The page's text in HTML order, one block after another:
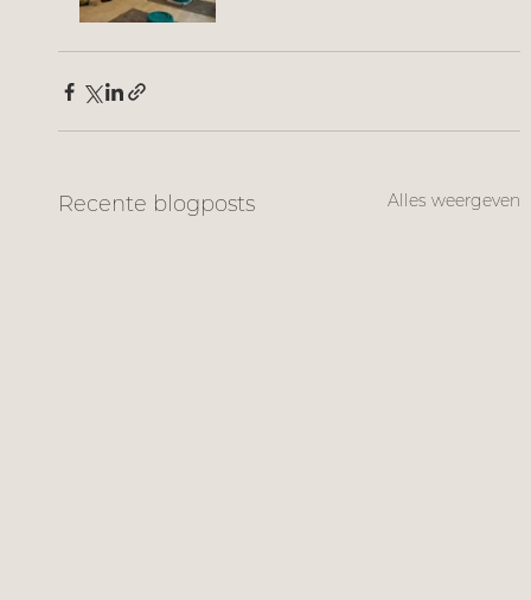
Recente blogposts Alles weergeven